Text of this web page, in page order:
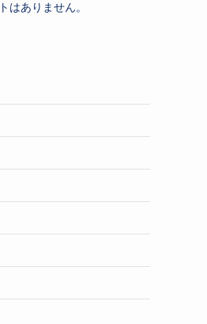
はありません。